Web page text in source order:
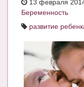
Сказки
ЗДОРОВЬЕ
МОДА И КРАСОТА
13 февраля
Беременность
развитие